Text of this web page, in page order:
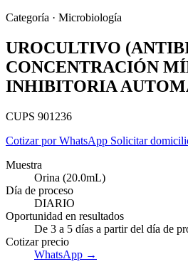
Empresas
Categoría · Microbiología
UROCULTIVO
CONCENTRACIÓN
INHIBITORIA
CUPS 901236
Cotizar por WhatsApp Solicitar
Muestra
Orina (20.0mL)
Día de proceso
DIARIO
Oportunidad en resultados
De 3 a 5 días a partir del día de
Cotizar precio
WhatsApp →